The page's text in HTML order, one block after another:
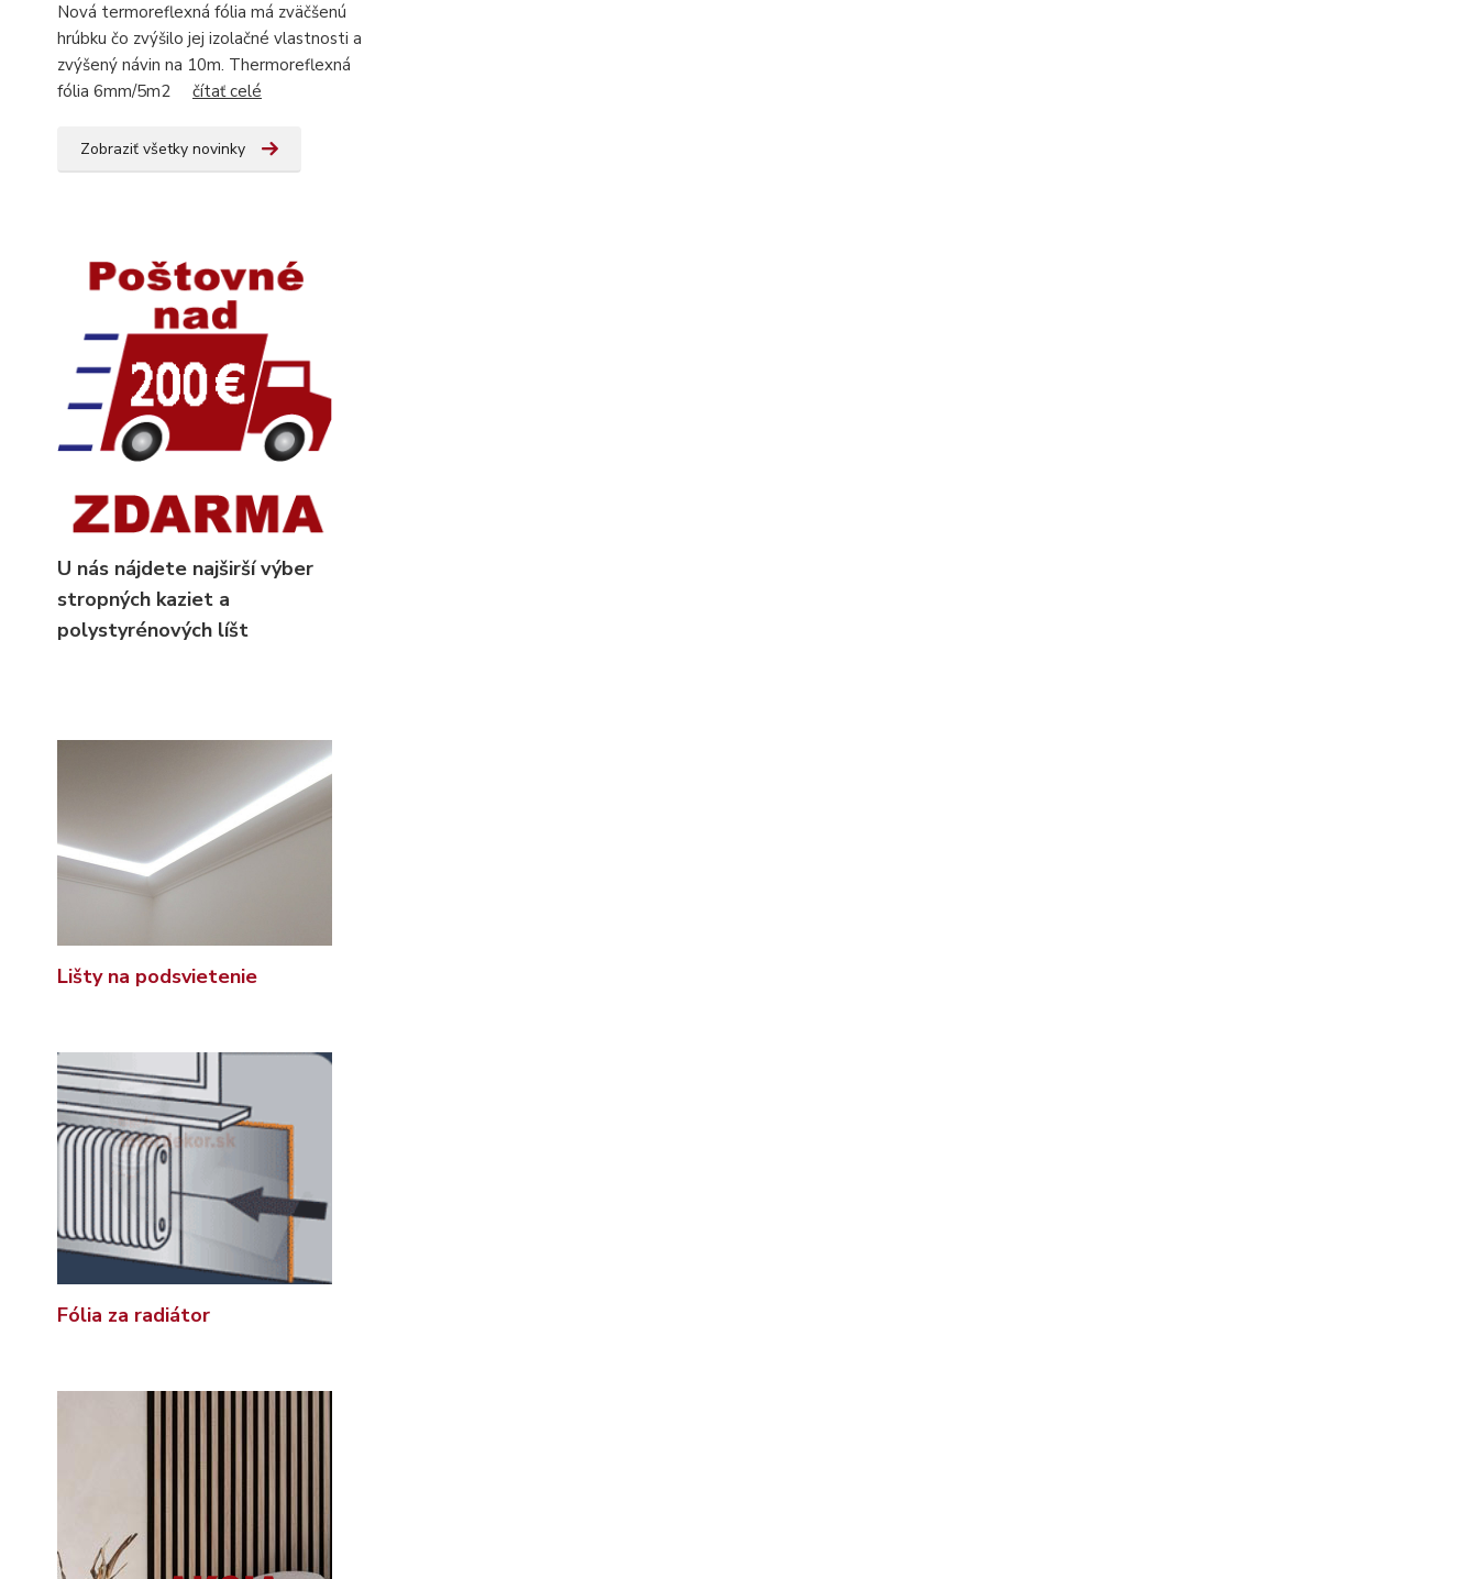
Nová termoreflexná fólia má zväčšenú
hrúbku čo zvýšilo jej izolačné vlastnosti a
zvýšený návin na 10m. Thermoreflexná
fólia 6mm/5m2 čítať celé
Zobraziť všetky novinky
U nás nájdete najširší výber
stropných kaziet a
polystyrénových líšt
Lišty na podsvietenie
Fólia za radiátor